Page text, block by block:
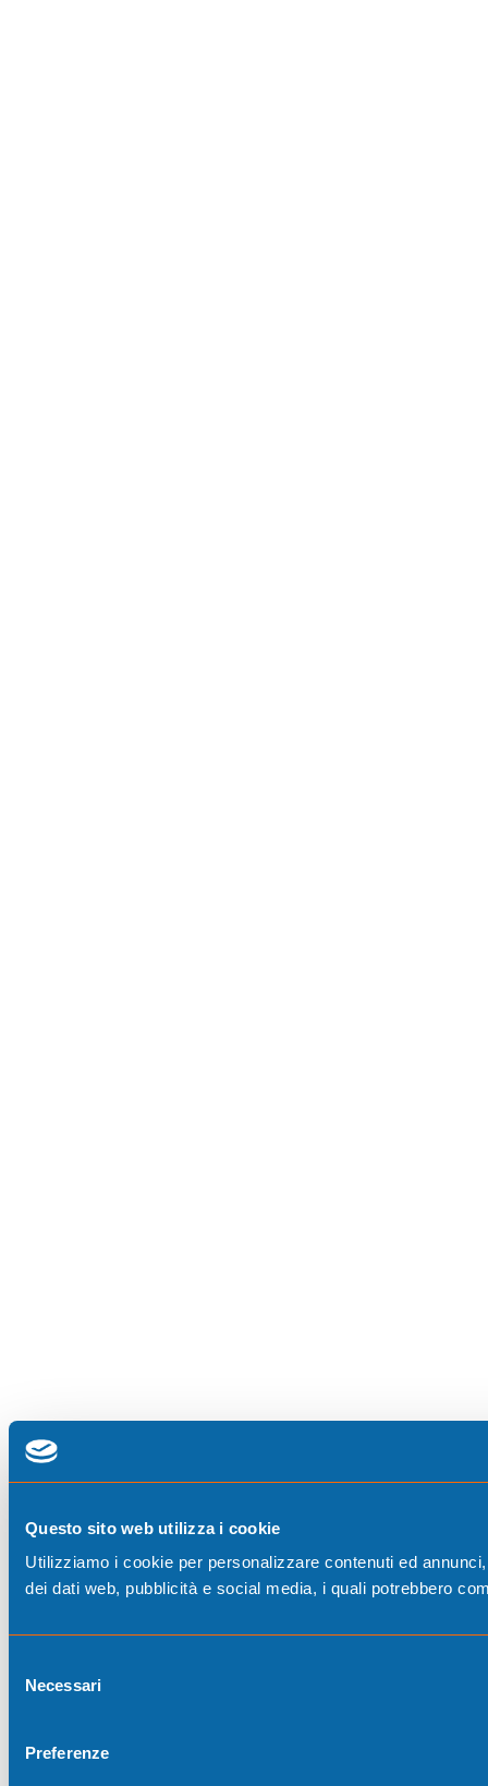
Questo sito web utilizza i cookie
Utilizziamo i cookie per personalizzare contenuti ed
dei dati web, pubblicità e social media, i quali potrebbero
delNecessari
Preferenze